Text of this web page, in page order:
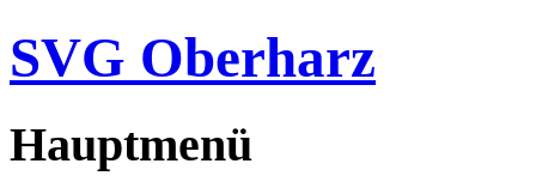
SVG Oberharz
Hauptmenü